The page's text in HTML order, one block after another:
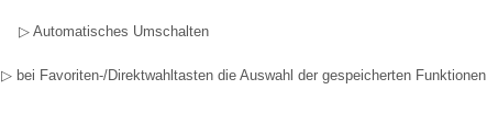
▷ Automatisches Umschalten
▷ bei Favoriten-/Direktwahltasten die Auswahl der gespeicherten Funktionen